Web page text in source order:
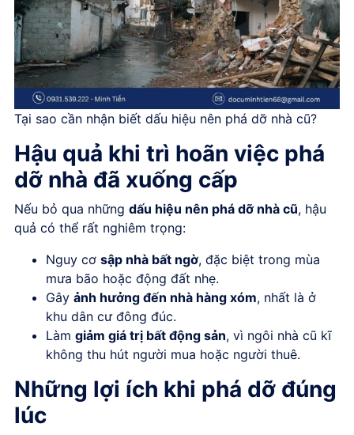
Tại sao cần nhận biết dấu hiệu nên phá dỡ nhà cũ?
Hậu quả khi trì hoãn việc phá
dỡ nhà đã xuống cấp
Nếu bỏ qua những dấu hiệu nên phá dỡ nhà cũ, hậu
quả có thể rất nghiêm trọng:
Nguy cơ sập nhà bất ngờ, đặc biệt trong mùa
mưa bão hoặc động đất nhẹ.
Gây ảnh hưởng đến nhà hàng xóm, nhất là ở
khu dân cư đông đúc.
Làm giảm giá trị bất động sản, vì ngôi nhà cũ kĩ
không thu hút người mua hoặc người thuê.
Những lợi ích khi phá dỡ đúng
lúc